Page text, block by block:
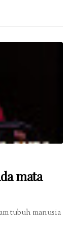
mata
tubuh manusia